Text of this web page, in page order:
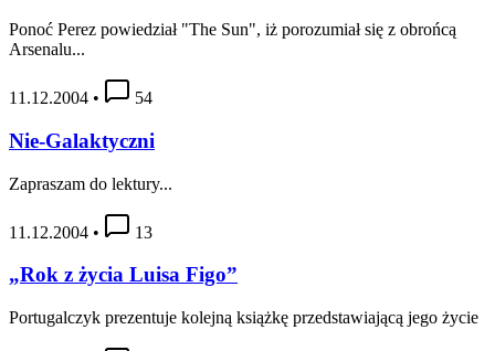
Ponoć Perez powiedział "The Sun", iż porozumiał się z obrońcą
Arsenalu...
11.12.2004 • 54
Nie-Galaktyczni
Zapraszam do lektury...
11.12.2004 • 13
„Rok z życia Luisa Figo”
Portugalczyk prezentuje kolejną książkę przedstawiającą jego życie